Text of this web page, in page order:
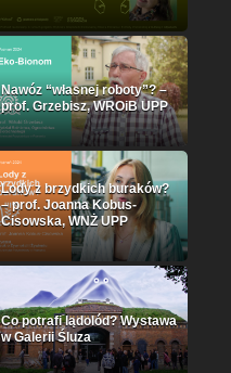
Nawóz “własnej roboty”? –
prof. Grzebisz, WROiB UPP
Lody z brzydkich buraków?
– prof. Joanna Kobus-
Cisowska, WNŻ UPP
Co potrafi lądolód? Wystawa
w Galerii Śluza